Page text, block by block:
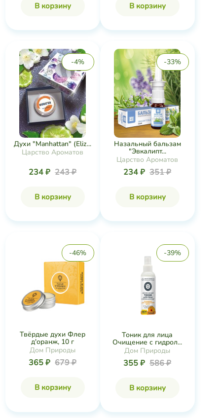
В корзину В корзину
-4%
Духи "Manhattan" (Eliz...
Царство Ароматов
234 ₽ 243 ₽
В корзину
-33%
Назальный бальзам
"Эвкалипт...
Царство Ароматов
234 ₽ 351 ₽
В корзину
-46%
Твёрдые духи Флер
д'оранж, 10 г
Дом Природы
365 ₽ 679 ₽
В корзину
-39%
Тоник для лица
Очищение с гидрол...
Дом Природы
355 ₽ 586 ₽
В корзину